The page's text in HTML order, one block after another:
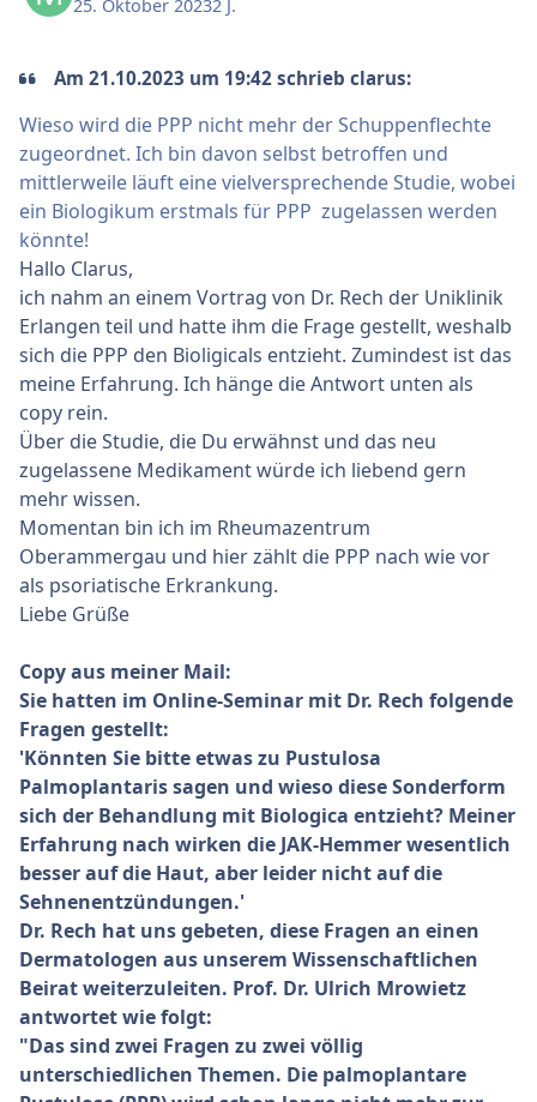
25. Oktober 20232 J.
Am 21.10.2023 um 19:42 schrieb clarus:
Wieso wird die PPP nicht mehr der Schuppenflechte
zugeordnet. Ich bin davon selbst betroffen und
mittlerweile läuft eine vielversprechende Studie, wobei
ein Biologikum erstmals für PPP zugelassen werden
könnte!
Hallo Clarus,
ich nahm an einem Vortrag von Dr. Rech der Uniklinik
Erlangen teil und hatte ihm die Frage gestellt, weshalb
sich die PPP den Bioligicals entzieht. Zumindest ist das
meine Erfahrung. Ich hänge die Antwort unten als
copy rein.
Über die Studie, die Du erwähnst und das neu
zugelassene Medikament würde ich liebend gern
mehr wissen.
Momentan bin ich im Rheumazentrum
Oberammergau und hier zählt die PPP nach wie vor
als psoriatische Erkrankung.
Liebe Grüße
Copy aus meiner Mail:
Sie hatten im Online-Seminar mit Dr. Rech folgende
Fragen gestellt:
'Könnten Sie bitte etwas zu Pustulosa
Palmoplantaris sagen und wieso diese Sonderform
sich der Behandlung mit Biologica entzieht? Meiner
Erfahrung nach wirken die JAK-Hemmer wesentlich
besser auf die Haut, aber leider nicht auf die
Sehnenentzündungen.'
Dr. Rech hat uns gebeten, diese Fragen an einen
Dermatologen aus unserem Wissenschaftlichen
Beirat weiterzuleiten. Prof. Dr. Ulrich Mrowietz
antwortet wie folgt:
"Das sind zwei Fragen zu zwei völlig
unterschiedlichen Themen. Die palmoplantare